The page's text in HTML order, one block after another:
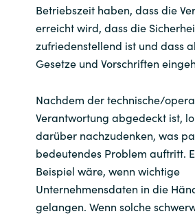
Betriebszeit haben, dass die
erreicht wird, dass die
zufriedenstellend ist und dass
Gesetze und Vorschriften
Nachdem der technische/
Verantwortung abgedeckt ist,
darüber nachzudenken, was
bedeutendes Problem auftritt.
Beispiel wäre, wenn wichtige
Unternehmensdaten in die
gelangen. Wenn solche